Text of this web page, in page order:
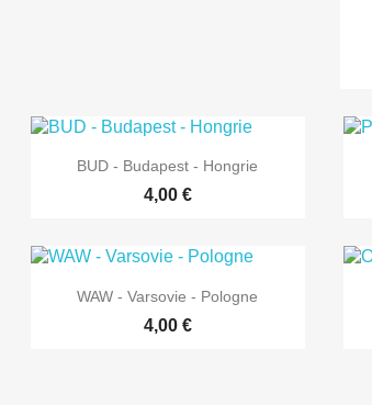
 Aperçu rapide
BUD - Budapest - Hongrie
4,00 €
 Aperçu rapide
WAW - Varsovie - Pologne
4,00 €